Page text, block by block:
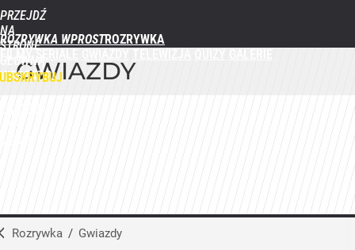
PRZEJDŹ
NA
STRONĘ
GŁÓWNĄ
WPROST.PL
ROZRYWKA WPROST
GWIAZDY
Rozrywka / Gwiazdy